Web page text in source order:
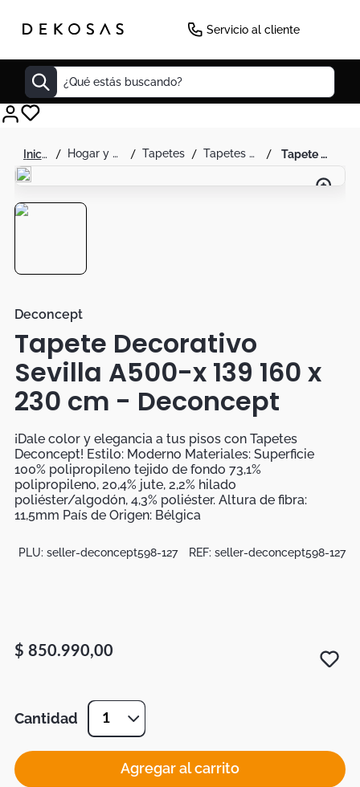
Servicio al cliente
¿Qué estás buscando?
hogar y decoración tapetes tapetes para habitación tapete decorativo sevilla a500-x 139 160 x 230 cm - deconcept
Deconcept
Tapete Decorativo
Sevilla A500-x 139 160 x
230 cm - Deconcept
¡Dale color y elegancia a tus pisos con Tapetes
Deconcept! Estilo: Moderno Materiales: Superficie
100% polipropileno tejido de fondo 73,1%
polipropileno, 20,4% jute, 2,2% hilado
poliéster/algodón, 4,3% poliéster. Altura de fibra:
11,5mm País de Origen: Bélgica
PLU: seller-deconcept598-127 REF: seller-deconcept598-127
$ 850.990,00
Cantidad 1
Agregar al carrito
Decoracion
Cuadro
Sillas
Duvet
Botas
Dko